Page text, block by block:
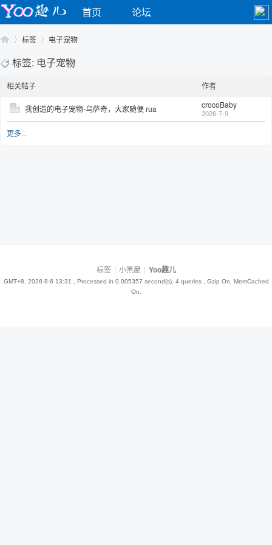
首页 论坛
Yo›
标签 电子宠物
标签: 电子宠物
相关帖子 作者
我创造的电子宠物-乌萨奇，大家随便 rua crocoBaby
2026-7-9
更多...
标签 | 小黑屋 | Yoo趣儿
GMT+8, 2026-8-6 13:31
, Processed in 0.005357 second(s), 4 queries , Gzip On, MemCached
On.